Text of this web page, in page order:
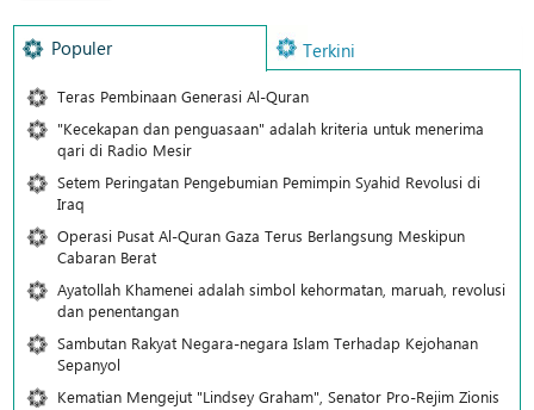
Populer Terkini
Teras Pembinaan Generasi Al-Quran
"Kecekapan dan penguasaan" adalah kriteria untuk menerima
qari di Radio Mesir
Setem Peringatan Pengebumian Pemimpin Syahid Revolusi di
Iraq
Operasi Pusat Al-Quran Gaza Terus Berlangsung Meskipun
Cabaran Berat
Ayatollah Khamenei adalah simbol kehormatan, maruah, revolusi
dan penentangan
Sambutan Rakyat Negara-negara Islam Terhadap Kejohanan
Sepanyol
Kematian Mengejut "Lindsey Graham", Senator Pro-Rejim Zionis